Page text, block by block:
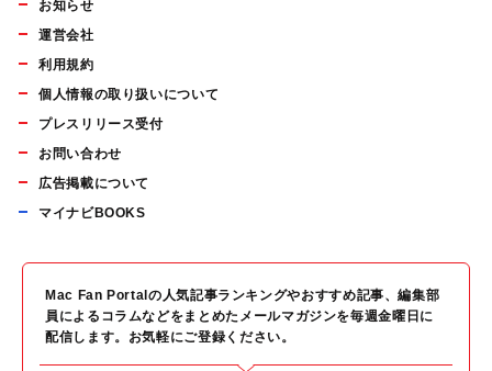
お知らせ
運営会社
利用規約
個人情報の取り扱いについて
プレスリリース受付
お問い合わせ
広告掲載について
マイナビBOOKS
Mac Fan Portalの人気記事ランキングやおすすめ記事、編集部
員によるコラムなどをまとめたメールマガジンを毎週金曜日に
配信します。お気軽にご登録ください。